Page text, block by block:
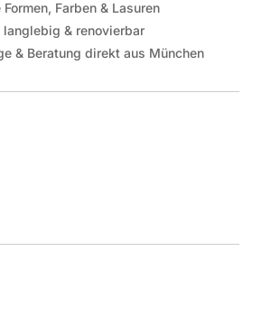
Farben & Lasuren
& renovierbar
& Beratung direkt aus München